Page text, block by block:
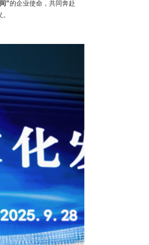
”的企业使命，共同奔赴